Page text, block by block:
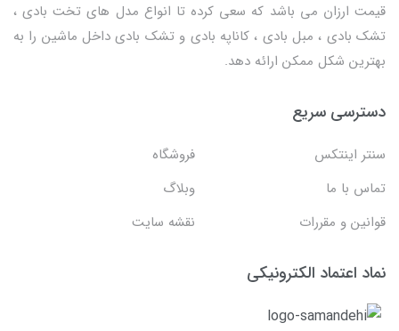
قیمت ارزان می باشد که سعی کرده تا انواع مدل های تخت بادی ،
تشک بادی ، مبل بادی ، کاناپه بادی و تشک بادی داخل ماشین را به
بهترین شکل ممکن ارائه دهد.
دسترسی سریع
سنتر اینتکس
فروشگاه
تماس با ما
وبلاگ
قوانین و مقررات
نقشه سایت
نماد اعتماد الکترونیکی